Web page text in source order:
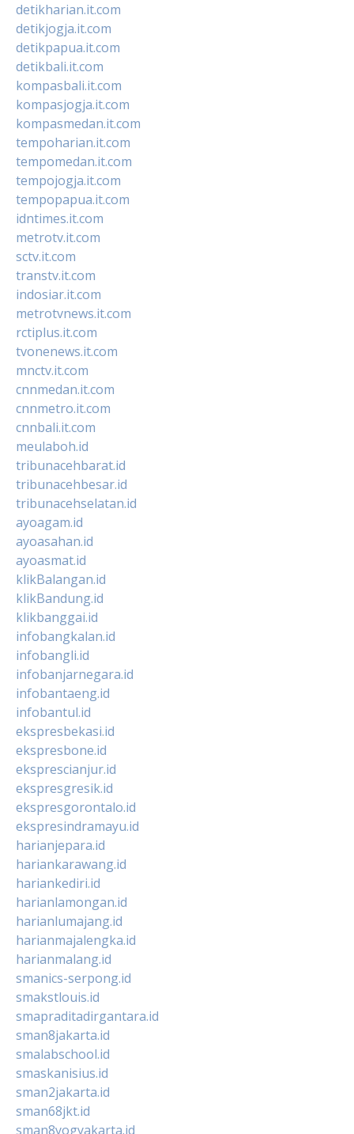
detikharian.it.com
detikjogja.it.com
detikpapua.it.com
detikbali.it.com
kompasbali.it.com
kompasjogja.it.com
kompasmedan.it.com
tempoharian.it.com
tempomedan.it.com
tempojogja.it.com
tempopapua.it.com
idntimes.it.com
metrotv.it.com
sctv.it.com
transtv.it.com
indosiar.it.com
metrotvnews.it.com
rctiplus.it.com
tvonenews.it.com
mnctv.it.com
cnnmedan.it.com
cnnmetro.it.com
cnnbali.it.com
meulaboh.id
tribunacehbarat.id
tribunacehbesar.id
tribunacehselatan.id
ayoagam.id
ayoasahan.id
ayoasmat.id
klikBalangan.id
klikBandung.id
klikbanggai.id
infobangkalan.id
infobangli.id
infobanjarnegara.id
infobantaeng.id
infobantul.id
ekspresbekasi.id
ekspresbone.id
eksprescianjur.id
ekspresgresik.id
ekspresgorontalo.id
ekspresindramayu.id
harianjepara.id
hariankarawang.id
hariankediri.id
harianlamongan.id
harianlumajang.id
harianmajalengka.id
harianmalang.id
smanics-serpong.id
smakstlouis.id
smapraditadirgantara.id
sman8jakarta.id
smalabschool.id
smaskanisius.id
sman2jakarta.id
sman68jkt.id
sman8yogyakarta.id